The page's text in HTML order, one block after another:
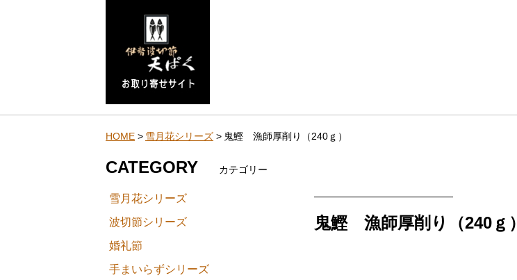
HOME 雪月花シリーズ 鬼鰹 漁師厚削り（240ｇ）
鬼鰹 漁師厚削り（240ｇ）
CATEGORY カテゴリー
雪月花シリーズ
波切節シリーズ
婚礼節
手まいらずシリーズ